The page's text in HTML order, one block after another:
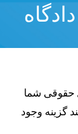
شما
وجود